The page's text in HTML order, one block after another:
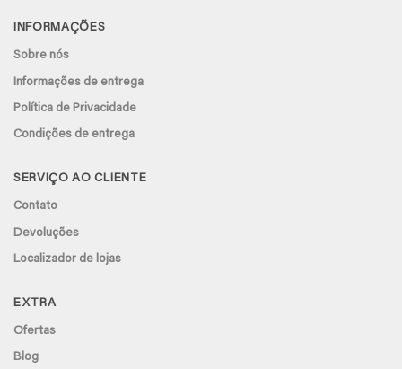
INFORMAÇÕES
Sobre nós
Informações de entrega
Política de Privacidade
Condições de entrega
SERVIÇO AO CLIENTE
Contato
Devoluções
Localizador de lojas
EXTRA
Ofertas
Blog